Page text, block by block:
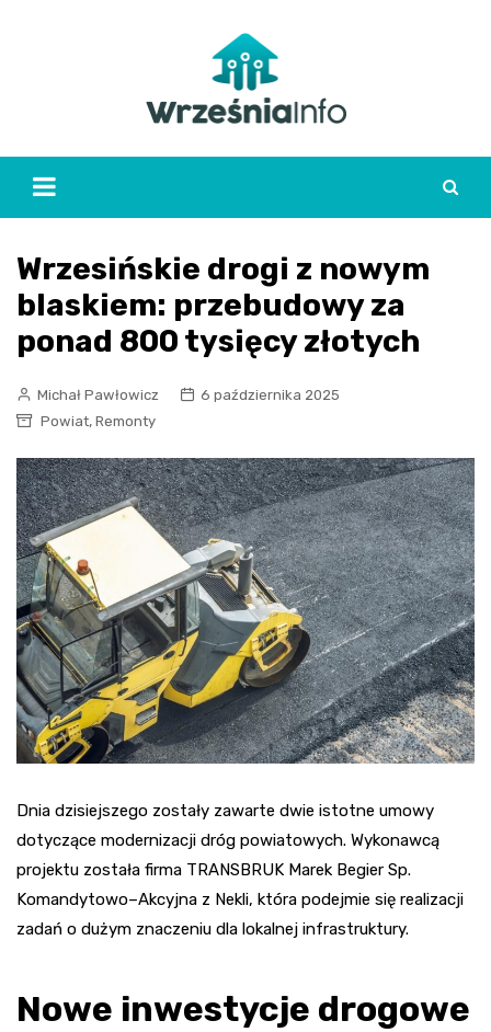
Wrzesińskie drogi z nowym
blaskiem: przebudowy za
ponad 800 tysięcy złotych
Michał Pawłowicz
6 października 2025
Powiat, Remonty
Dnia dzisiejszego zostały zawarte dwie istotne umowy
dotyczące modernizacji dróg powiatowych. Wykonawcą
projektu została firma TRANSBRUK Marek Begier Sp.
Komandytowo–Akcyjna z Nekli, która podejmie się realizacji
zadań o dużym znaczeniu dla lokalnej infrastruktury.
Nowe inwestycje drogowe